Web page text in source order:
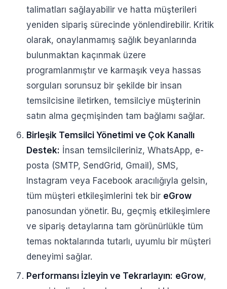
talimatları sağlayabilir ve hatta müşterileri
yeniden sipariş sürecinde yönlendirebilir. Kritik
olarak, onaylanmamış sağlık beyanlarında
bulunmaktan kaçınmak üzere
programlanmıştır ve karmaşık veya hassas
sorguları sorunsuz bir şekilde bir insan
temsilcisine iletirken, temsilciye müşterinin
satın alma geçmişinden tam bağlamı sağlar.
Birleşik Temsilci Yönetimi ve Çok Kanallı
Destek: İnsan temsilcileriniz, WhatsApp, e-
posta (SMTP, SendGrid, Gmail), SMS,
Instagram veya Facebook aracılığıyla gelsin,
tüm müşteri etkileşimlerini tek bir eGrow
panosundan yönetir. Bu, geçmiş etkileşimlere
ve sipariş detaylarına tam görünürlükle tüm
temas noktalarında tutarlı, uyumlu bir müşteri
deneyimi sağlar.
Performansı İzleyin ve Tekrarlayın: eGrow,